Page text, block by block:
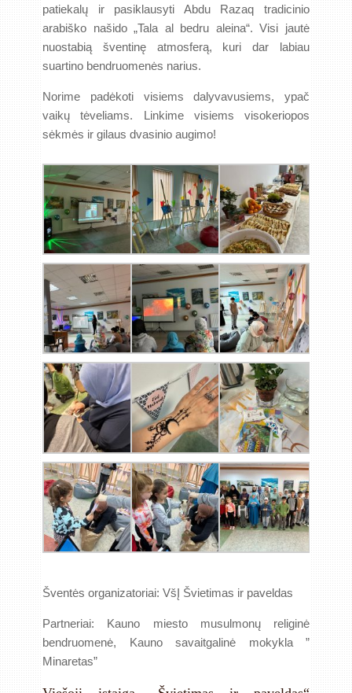
patiekalų ir pasiklausyti Abdu Razaq tradicinio
arabiško našido „Tala al bedru aleina“. Visi jautė
nuostabią šventinę atmosferą, kuri dar labiau
suartino bendruomenės narius.
Norime padėkoti visiems dalyvavusiems, ypač
vaikų tėveliams. Linkime visiems visokeriopos
sėkmės ir gilaus dvasinio augimo!
Šventės organizatoriai: VšĮ Švietimas ir paveldas
Partneriai: Kauno miesto musulmonų religinė
bendruomenė, Kauno savaitgalinė mokykla ”
Minaretas”